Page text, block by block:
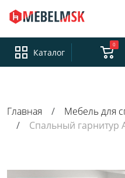
Каталог
0
Главная
Мебель для
Спальный гарнитур